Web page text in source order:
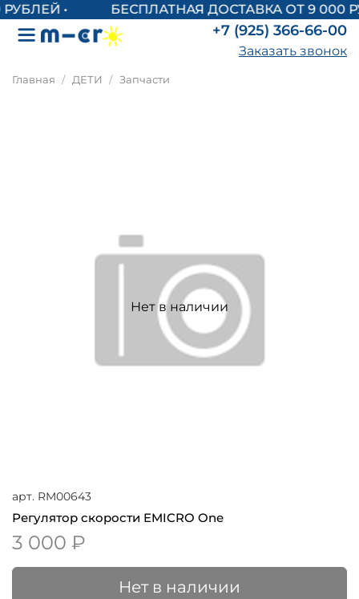
БЕСПЛАТНАЯ ДОСТАВКА ОТ 9 000
+7 (925) 366-66-00
Заказать звонок
Главная ДЕТИ Запчасти
Нет в наличии
арт. RM00643
Регулятор скорости EMICRO One
3 000 ₽
Нет в наличии